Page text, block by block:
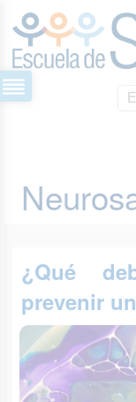
¿Qué
prevenir